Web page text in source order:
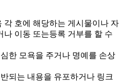
각 호에 해당하는 게시물이나 자
나 이동 또는등록 거부를 할 수
한 모욕을 주거나 명예를 손상
되는 내용을 유포하거나 링크